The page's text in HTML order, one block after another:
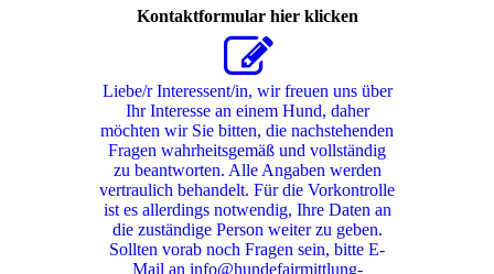
Kontaktformular hier klicken
Liebe/r Interessent/in, wir freuen uns über
Ihr Interesse an einem Hund, daher
möchten wir Sie bitten, die nachstehenden
Fragen wahrheitsgemäß und vollständig
zu beantworten. Alle Angaben werden
vertraulich behandelt. Für die Vorkontrolle
ist es allerdings notwendig, Ihre Daten an
die zuständige Person weiter zu geben.
Sollten vorab noch Fragen sein, bitte E-
Mail an info@hundefairmittlung-